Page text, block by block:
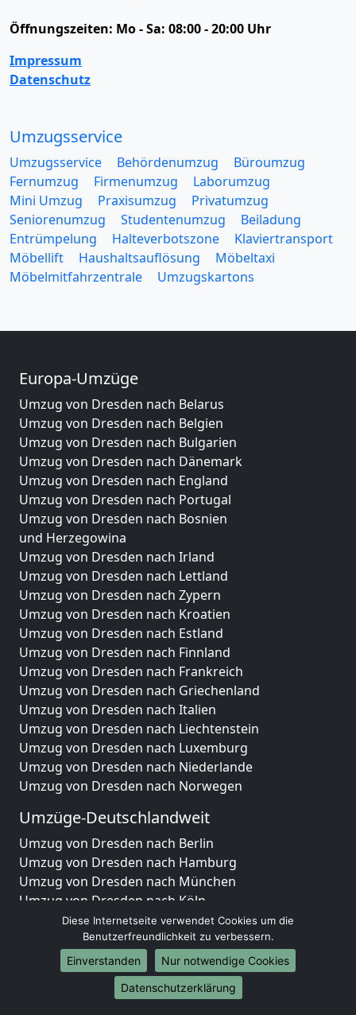
Öffnungszeiten: Mo - Sa: 08:00 - 20:00 Uhr
Impressum
Datenschutz
Umzugsservice
Umzugsservice Behördenumzug
Büroumzug
Fernumzug
Firmenumzug
Laborumzug
Mini Umzug
Praxisumzug
Privatumzug
Seniorenumzug
Studentenumzug
Beiladung
Entrümpelung
Halteverbotszone
Klaviertransport
Möbellift
Haushaltsauflösung
Möbeltaxi
Möbelmitfahrzentrale
Umzugskartons
Europa-Umzüge
Umzug von Dresden nach Belarus
Umzug von Dresden nach Belgien
Umzug von Dresden nach Bulgarien
Umzug von Dresden nach Dänemark
Umzug von Dresden nach England
Umzug von Dresden nach Portugal
Umzug von Dresden nach Bosnien
und Herzegowina
Umzug von Dresden nach Irland
Umzug von Dresden nach Lettland
Umzug von Dresden nach Zypern
Umzug von Dresden nach Kroatien
Umzug von Dresden nach Estland
Umzug von Dresden nach Finnland
Umzug von Dresden nach Frankreich
Umzug von Dresden nach Griechenland
Umzug von Dresden nach Italien
Umzug von Dresden nach Liechtenstein
Umzug von Dresden nach Luxemburg
Umzug von Dresden nach Niederlande
Umzug von Dresden nach Norwegen
Umzüge-Deutschlandweit
Umzug von Dresden nach Berlin
Umzug von Dresden nach Hamburg
Umzug von Dresden nach München
Umzug von Dresden nach Köln
Umzug von Dresden nach Frankfurt am Main
Umzug von Dresden nach Stuttgart
Umzug von Dresden nach Düsseldorf
Umzug von Dresden nach Leipzig
Umzug von Dresden nach Dortmund
Diese Internetseite verwendet Cookies um die
Benutzerfreundlichkeit zu verbessern.
Einverstanden
Nur notwendige Cookies
Datenschutzerklärung